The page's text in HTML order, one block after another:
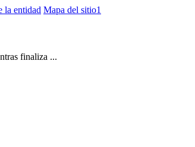
la entidad Mapa del sitio1
finaliza ...